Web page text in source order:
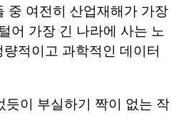
중 여전히 산업재해가 가장
어 가장 긴 나라에 사는 노
적이고 과학적인 데이터
듯이 부실하기 짝이 없는 작